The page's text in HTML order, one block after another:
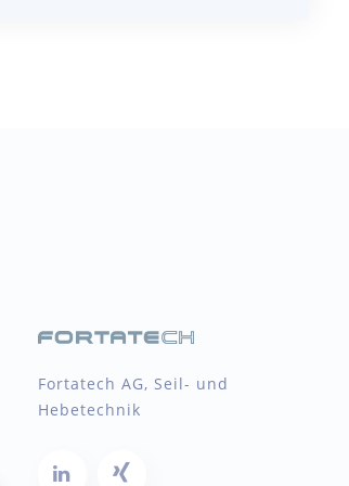
Fortatech AG, Seil- und
Hebetechnik